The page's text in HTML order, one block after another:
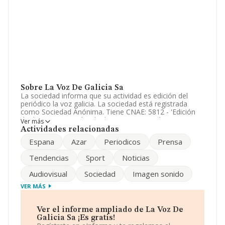
Sobre La Voz De Galicia Sa
La sociedad informa que su actividad es edición del
periódico la voz galicia. La sociedad está registrada
como Sociedad Anónima. Tiene CNAE: 5812 - 'Edición
de directorios y guías de direcciones postales'. La
empresa opera en el mercado de las importaciones.
La información presente en la base de datos de
una evolución positiva respecto al año anterior (2024).
resultados han crecido un 5%, aunque el total de ventas
registradas ha sido igual que el año anterior. Los
empleados han aumentado un 1% y atendiendo a los
por encima de la media de sector.
Ver más
Actividades relacionadas
Espana Azar Periodicos
Prensa
Tendencias
Sport
Noticias
Audiovisual
Sociedad Imagen sonido
VER MÁS
Ver el informe ampliado de La Voz De
Galicia Sa ¡Es gratis!